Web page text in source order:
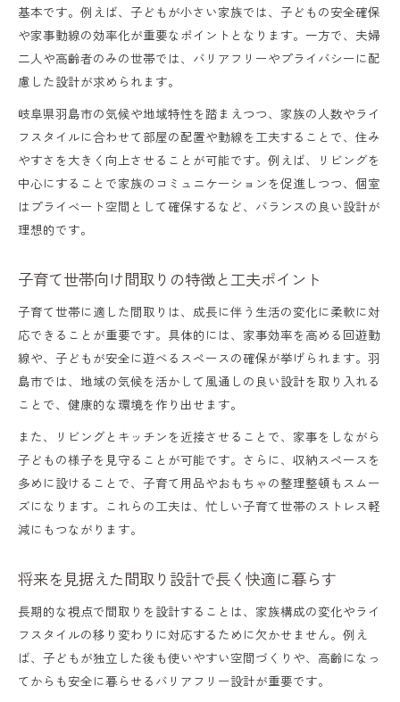
基本です。例えば、子どもが小さい家族では、子どもの安全確保
や家事動線の効率化が重要なポイントとなります。一方で、夫婦
二人や高齢者のみの世帯では、バリアフリーやプライバシーに配
慮した設計が求められます。
岐阜県羽島市の気候や地域特性を踏まえつつ、家族の人数やライ
フスタイルに合わせて部屋の配置や動線を工夫することで、住み
やすさを大きく向上させることが可能です。例えば、リビングを
中心にすることで家族のコミュニケーションを促進しつつ、個室
はプライベート空間として確保するなど、バランスの良い設計が
理想的です。
子育て世帯向け間取りの特徴と工夫ポイント
子育て世帯に適した間取りは、成長に伴う生活の変化に柔軟に対
応できることが重要です。具体的には、家事効率を高める回遊動
線や、子どもが安全に遊べるスペースの確保が挙げられます。羽
島市では、地域の気候を活かして風通しの良い設計を取り入れる
ことで、健康的な環境を作り出せます。
また、リビングとキッチンを近接させることで、家事をしながら
子どもの様子を見守ることが可能です。さらに、収納スペースを
多めに設けることで、子育て用品やおもちゃの整理整頓もスムー
ズになります。これらの工夫は、忙しい子育て世帯のストレス軽
減にもつながります。
将来を見据えた間取り設計で長く快適に暮らす
長期的な視点で間取りを設計することは、家族構成の変化やライ
フスタイルの移り変わりに対応するために欠かせません。例え
ば、子どもが独立した後も使いやすい空間づくりや、高齢になっ
てからも安全に暮らせるバリアフリー設計が重要です。